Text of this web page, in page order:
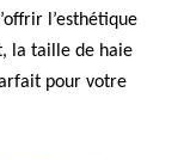
l’esthétique
la taille de haie
pour votre